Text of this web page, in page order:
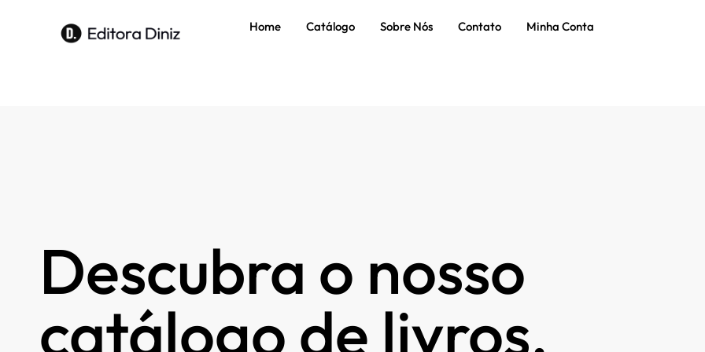
Home Catálogo Sobre Nós Contato Minha Conta
Descubra o nosso
catálogo de livros.